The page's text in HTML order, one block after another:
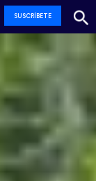
SUSCRÍBETE